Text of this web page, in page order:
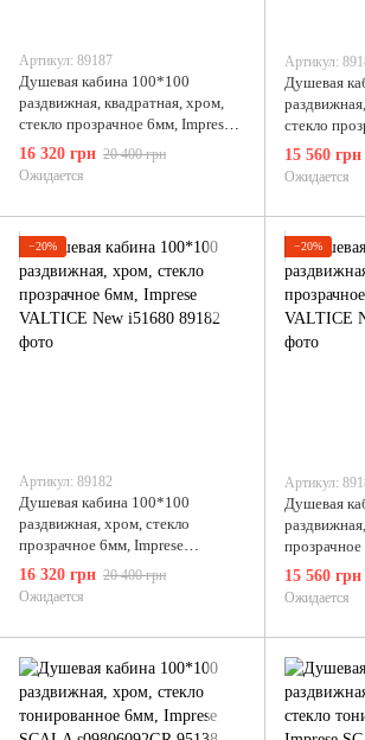
Артикул: 89187
Душевая кабина 100*100
раздвижная, квадратная, хром,
стекло прозрачное 6мм, Imprese
VALTICE New i51480
16 320 грн 20 400 грн
Ожидается
Артикул:
Душевая
стекло
VALTICE
15 560 грн
Ожидается
−20%
Артикул: 89182
Душевая кабина 100*100
раздвижная, хром, стекло
прозрачное 6мм, Imprese
VALTICE New i51680
16 320 грн 20 400 грн
Ожидается
−20%
Артикул:
Душевая
VALTICE
15 560 грн
Ожидается